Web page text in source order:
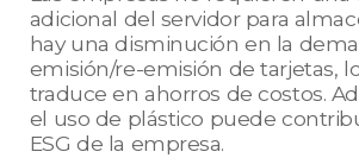
adicional del servidor para
hay una disminución en la
emisión/re-emisión de tarjetas,
traduce en ahorros de costos.
el uso de plástico puede
ESG de la empresa.